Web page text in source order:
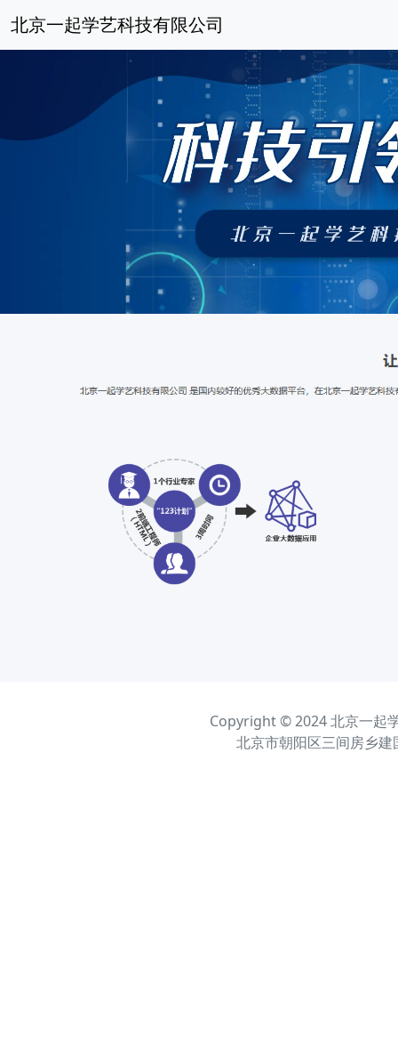
北京一起学艺科技有限公司
Copyright © 2024 北京一起
北京市朝阳区三间房乡